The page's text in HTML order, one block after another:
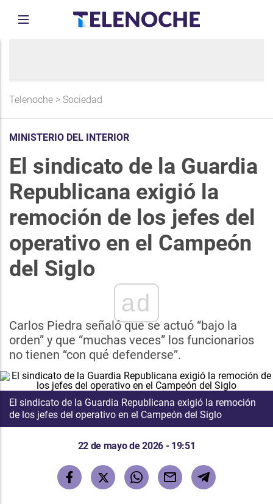
Telenoche > Sociedad
MINISTERIO DEL INTERIOR
El sindicato de la Guardia
Republicana exigió la
remoción de los jefes del
operativo en el Campeón
del Siglo
ad
Carlos Piedra señaló que se actuó “bajo la
orden” y que “muchas veces” los funcionarios
no tienen “con qué defenderse”.
El sindicato de la Guardia Republicana exigió la remoción
de los jefes del operativo en el Campeón del Siglo
22 de mayo de 2026 - 19:51